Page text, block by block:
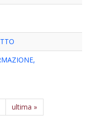
ultima »